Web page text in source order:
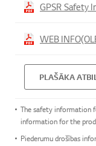
GPSR Safety
WEB
PLAŠĀKA
The safety information
information for the
Piederumu drošības